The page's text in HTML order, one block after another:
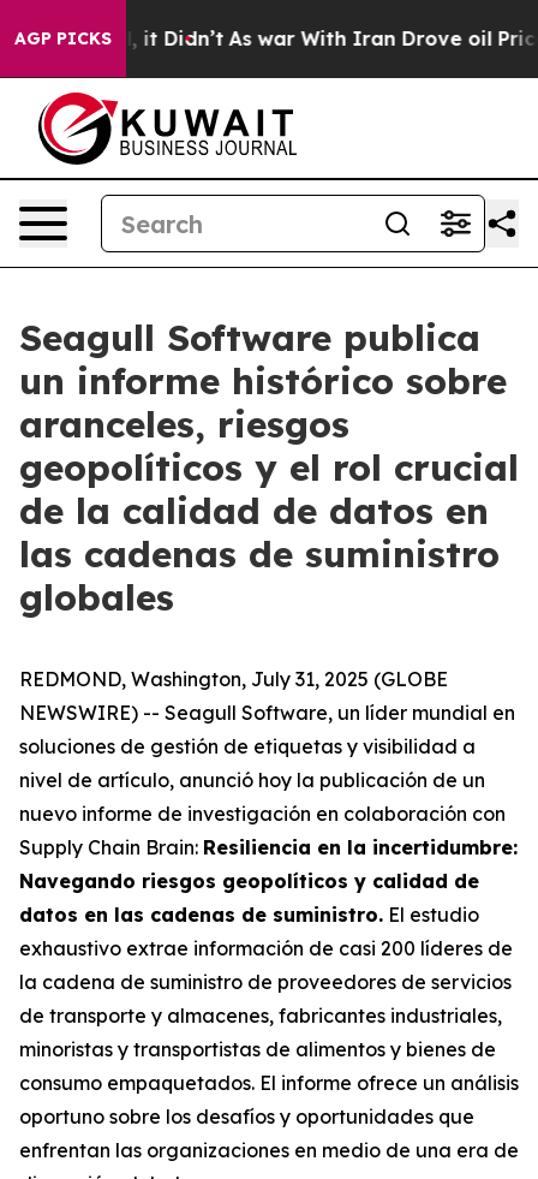
AGP PICKS
Well, it Didn’t As war With Iran Drove oil Prices
Seagull Software publica
un informe histórico sobre
aranceles, riesgos
geopolíticos y el rol crucial
de la calidad de datos en
las cadenas de suministro
globales
REDMOND, Washington, July 31, 2025 (GLOBE
NEWSWIRE) -- Seagull Software, un líder mundial en
soluciones de gestión de etiquetas y visibilidad a
nivel de artículo, anunció hoy la publicación de un
nuevo informe de investigación en colaboración con
Supply Chain Brain: Resiliencia en la incertidumbre:
Navegando riesgos geopolíticos y calidad de
datos en las cadenas de suministro. El estudio
exhaustivo extrae información de casi 200 líderes de
la cadena de suministro de proveedores de servicios
de transporte y almacenes, fabricantes industriales,
minoristas y transportistas de alimentos y bienes de
consumo empaquetados. El informe ofrece un análisis
oportuno sobre los desafíos y oportunidades que
enfrentan las organizaciones en medio de una era de